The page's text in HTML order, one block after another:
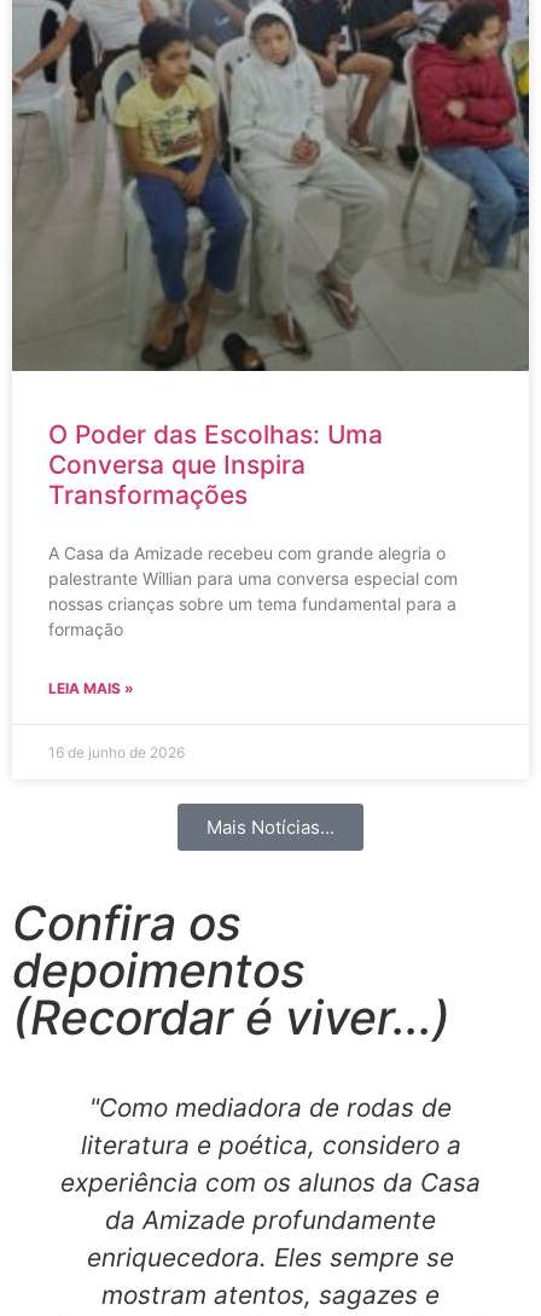
O Poder das Escolhas: Uma
Conversa que Inspira
Transformações
A Casa da Amizade recebeu com grande alegria o
palestrante Willian para uma conversa especial com
nossas crianças sobre um tema fundamental para a
formação
LEIA MAIS »
16 de junho de 2026
Mais Notícias...
Confira os
depoimentos
(Recordar é viver...)
"Como mediadora de rodas de
literatura e poética, considero a
experiência com os alunos da Casa
da Amizade profundamente
enriquecedora. Eles sempre se
mostram atentos, sagazes e